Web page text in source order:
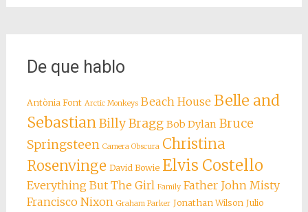
De que hablo
Antònia Font Arctic Monkeys Beach House Belle and
SebastianBilly Bragg Bob Dylan Bruce
Springsteen Camera Obscura Christina
Rosenvinge David Bowie Elvis Costello
Everything But The Girl Family Father John Misty
Francisco Nixon Graham Parker Jonathan Wilson Julio